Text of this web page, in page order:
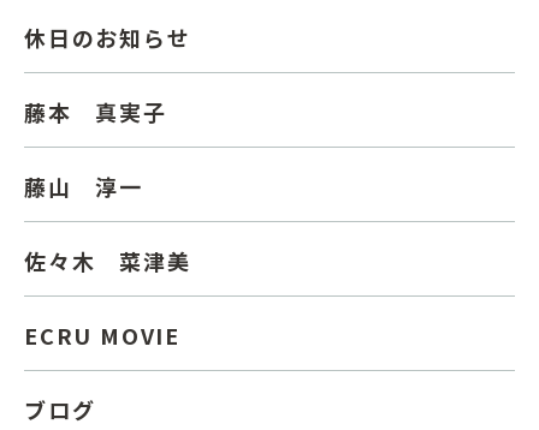
休日のお知らせ
藤本 真実子
藤山 淳一
佐々木 菜津美
ECRU MOVIE
ブログ